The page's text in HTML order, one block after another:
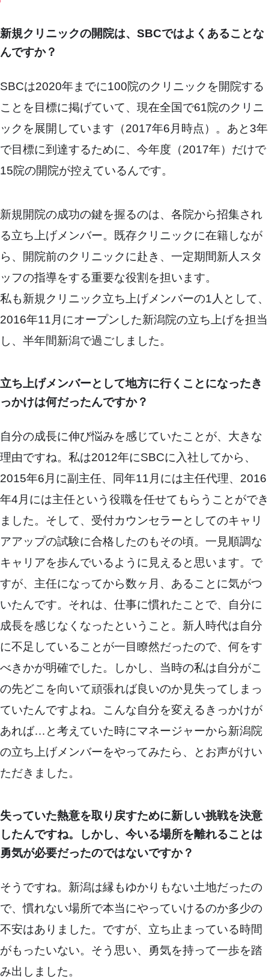
新規クリニックの開院は、SBCではよくあることな
んですか？
SBCは2020年までに100院のクリニックを開院する
ことを目標に掲げていて、現在全国で61院のクリニ
ックを展開しています（2017年6月時点）。あと3年
で目標に到達するために、今年度（2017年）だけで
15院の開院が控えているんです。
新規開院の成功の鍵を握るのは、各院から招集され
る立ち上げメンバー。既存クリニックに在籍しなが
ら、開院前のクリニックに赴き、一定期間新人スタ
ッフの指導をする重要な役割を担います。
私も新規クリニック立ち上げメンバーの1人として、
2016年11月にオープンした新潟院の立ち上げを担当
し、半年間新潟で過ごしました。
立ち上げメンバーとして地方に行くことになったき
っかけは何だったんですか？
自分の成長に伸び悩みを感じていたことが、大きな
理由ですね。私は2012年にSBCに入社してから、
2015年6月に副主任、同年11月には主任代理、2016
年4月には主任という役職を任せてもらうことができ
ました。そして、受付カウンセラーとしてのキャリ
アアップの試験に合格したのもその頃。一見順調な
キャリアを歩んでいるように見えると思います。で
すが、主任になってから数ヶ月、あることに気がつ
いたんです。それは、仕事に慣れたことで、自分に
成長を感じなくなったということ。新人時代は自分
に不足していることが一目瞭然だったので、何をす
べきかが明確でした。しかし、当時の私は自分がこ
の先どこを向いて頑張れば良いのか見失ってしまっ
ていたんですよね。こんな自分を変えるきっかけが
あれば…と考えていた時にマネージャーから新潟院
の立ち上げメンバーをやってみたら、とお声がけい
ただきました。
失っていた熱意を取り戻すために新しい挑戦を決意
したんですね。しかし、今いる場所を離れることは
勇気が必要だったのではないですか？
そうですね。新潟は縁もゆかりもない土地だったの
で、慣れない場所で本当にやっていけるのか多少の
不安はありました。ですが、立ち止まっている時間
がもったいない。そう思い、勇気を持って一歩を踏
み出しました。